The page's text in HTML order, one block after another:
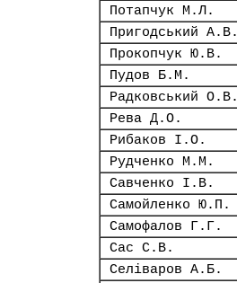
Потапчук М.Л.
Пригодський А.В.
Прокопчук Ю.В.
Пудов Б.М.
Радковський О.В.
Рева Д.О.
Рибаков І.О.
Рудченко М.М.
Савченко І.В.
Самойленко Ю.П.
Самофалов Г.Г.
Сас С.В.
Селіваров А.Б.